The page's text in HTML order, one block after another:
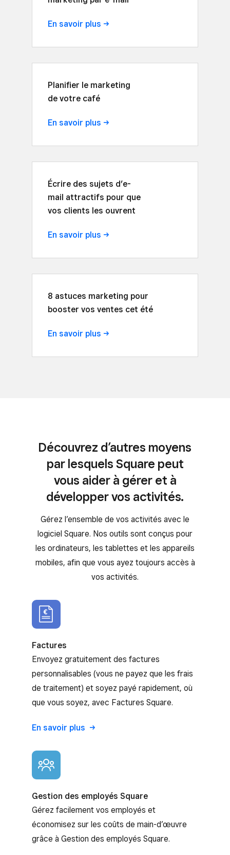
En savoir plus
Planifier le marketing
de votre café
En savoir plus
Écrire des sujets d’e-
mail attractifs pour que
vos clients les ouvrent
En savoir plus
8 astuces marketing pour
booster vos ventes cet été
En savoir plus
Découvrez d’autres moyens
par lesquels Square peut
vous aider à gérer et à
développer vos activités.
Gérez l’ensemble de vos activités avec le
logiciel Square. Nos outils sont conçus pour
les ordinateurs, les tablettes et les appareils
mobiles, afin que vous ayez toujours accès à
vos activités.
Factures
Envoyez gratuitement des factures
personnalisables (vous ne payez que les frais
de traitement) et soyez payé rapidement, où
que vous soyez, avec Factures Square.
En savoir plus
Gestion des employés Square
Gérez facilement vos employés et
économisez sur les coûts de main-d’œuvre
grâce à Gestion des employés Square.